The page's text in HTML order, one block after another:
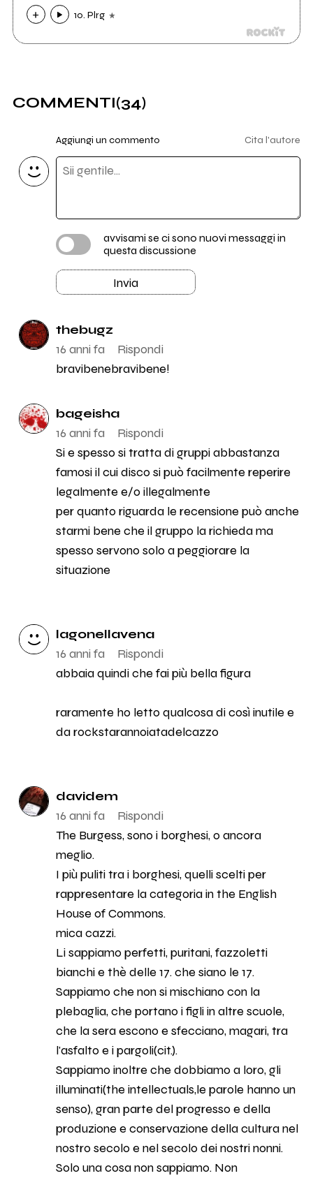
10. Plrg
COMMENTI(34)
Aggiungi un commento Cita l'autore
avvisami se ci sono nuovi messaggi in
questa discussione
Invia
thebugz
16 anni fa
Rispondi
bravibenebravibene!
bageisha
16 anni fa
Rispondi
Si e spesso si tratta di gruppi abbastanza
famosi il cui disco si può facilmente reperire
legalmente e/o illegalmente
per quanto riguarda le recensione può anche
starmi bene che il gruppo la richieda ma
spesso servono solo a peggiorare la
situazione
lagonellavena
16 anni fa
Rispondi
abbaia quindi che fai più bella figura
raramente ho letto qualcosa di così inutile e
da rockstarannoiatadelcazzo
davidem
16 anni fa
Rispondi
The Burgess, sono i borghesi, o ancora
meglio.
I più puliti tra i borghesi, quelli scelti per
rappresentare la categoria in the English
House of Commons.
mica cazzi.
Li sappiamo perfetti, puritani, fazzoletti
bianchi e thè delle 17. che siano le 17.
Sappiamo che non si mischiano con la
plebaglia, che portano i figli in altre scuole,
che la sera escono e sfecciano, magari, tra
l'asfalto e i pargoli(cit.).
Sappiamo inoltre che dobbiamo a loro, gli
illuminati(the intellectuals,le parole hanno un
senso), gran parte del progresso e della
produzione e conservazione della cultura nel
nostro secolo e nel secolo dei nostri nonni.
Solo una cosa non sappiamo. Non